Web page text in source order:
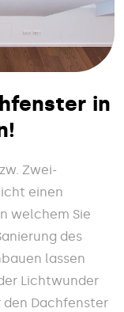
in
Zwei-
einen
welchem Sie
des
lassen
Lichtwunder
den Dachfenster